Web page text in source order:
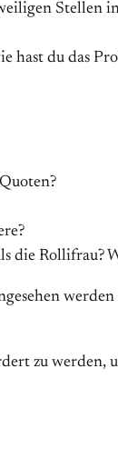
hast du das
die Rollifrau?
zu werden,